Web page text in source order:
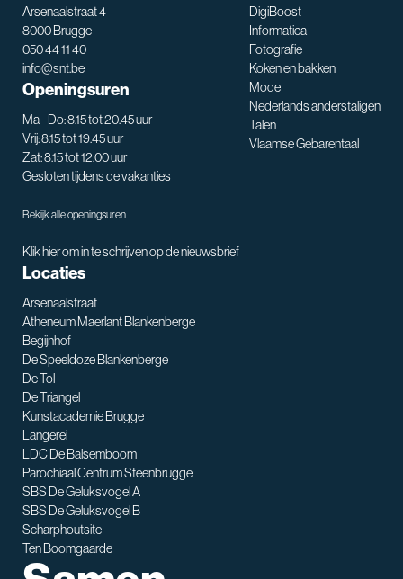
Arsenaalstraat 4
8000 Brugge
050 44 11 40
info@snt.be
Openingsuren
Ma - Do: 8.15 tot 20.45 uur
Vrij: 8.15 tot 19.45 uur
Zat: 8.15 tot 12.00 uur
Gesloten tijdens de vakanties
Bekijk alle openingsuren
Klik hier om in te schrijven op de nieuwsbrief
DigiBoost
Informatica
Fotografie
Koken en bakken
Mode
Nederlands anderstaligen
Talen
Vlaamse Gebarentaal
Locaties
Arsenaalstraat
Atheneum Maerlant Blankenberge
Begijnhof
De Speeldoze Blankenberge
De Tol
De Triangel
Kunstacademie Brugge
Langerei
LDC De Balsemboom
Parochiaal Centrum Steenbrugge
SBS De Geluksvogel A
SBS De Geluksvogel B
Scharphoutsite
Ten Boomgaarde
SNT assistent
Waarmee kan ik je helpen?